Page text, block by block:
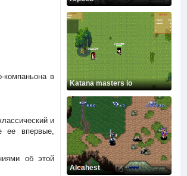
компаньона в
и
ее впервые,
об этой
Katana masters io
Alcahest